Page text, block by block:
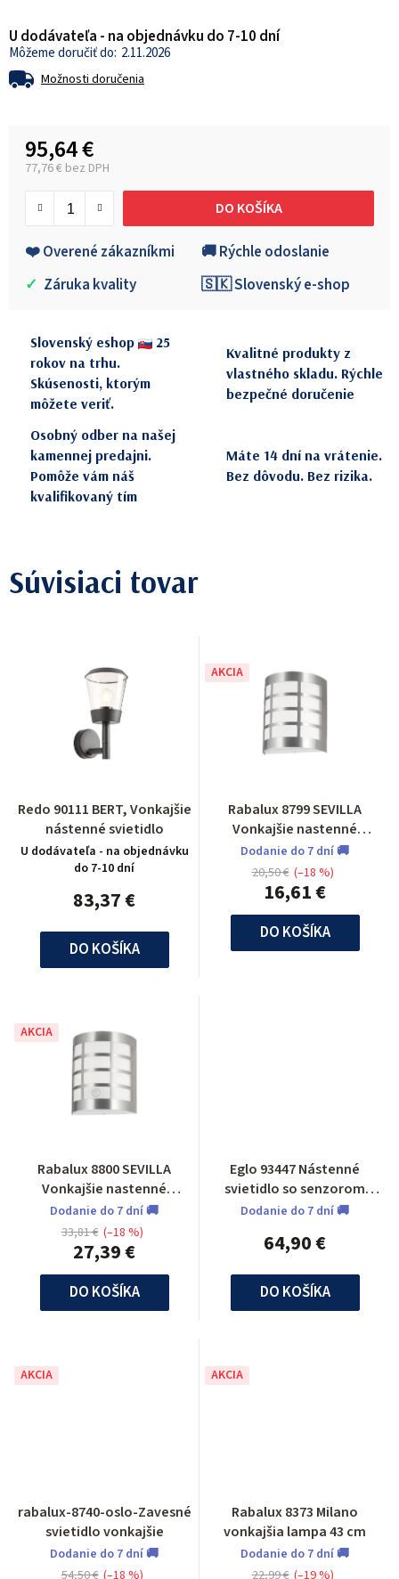
U dodávateľa - na objednávku do 7-10 dní
2.11.2026
Možnosti doručenia
95,64 €
77,76 € bez DPH
DO KOŠÍKA
❤️ Overené zákazníkmi
🚚 Rýchle odoslanie
✓ Záruka kvality 🇸🇰 Slovenský e-shop
Slovenský eshop
25
rokov na trhu.
Skúsenosti, ktorým
môžete veriť.
Kvalitné produkty z
vlastného skladu. Rýchle
bezpečné doručenie
Osobný odber na našej
kamennej predajni.
Pomôže vám náš
kvalifikovaný tím
Máte 14 dní na vrátenie.
Bez dôvodu. Bez rizika.
Súvisiaci tovar
Redo 90111 BERT, Vonkajšie
nástenné svietidlo
U dodávateľa - na objednávku
do 7-10 dní
83,37 €
DO KOŠÍKA
AKCIA
Rabalux 8799 SEVILLA
Vonkajšie nastenné
svietidlo
Dodanie do 7 dní 🚚
16,61 €
20,50 € (–18 %)
DO KOŠÍKA
AKCIA
Rabalux 8800 SEVILLA
Vonkajšie nastenné
svietidlo so senzorom
Dodanie do 7 dní 🚚
27,39 €
33,81 € (–18 %)
DO KOŠÍKA
Eglo 93447 Nástenné
svietidlo so senzorom
NAVEDO
Dodanie do 7 dní 🚚
64,90 €
DO KOŠÍKA
AKCIA
rabalux-8740-oslo-Zavesné
svietidlo vonkajšie
Dodanie do 7 dní 🚚
AKCIA
Rabalux 8373 Milano
vonkajšia lampa 43 cm
Dodanie do 7 dní 🚚